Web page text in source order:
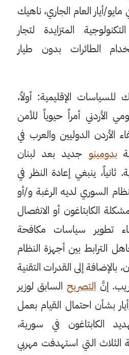
أيار العام الجاري، ناهيك
المتزايدة لتجار
الطائرات بدون طيار
للسياسات الإقليمية: أولاً،
الأردني أمراً حيوياً للأمن
الأردن الدوليين والعرب في
بدومينو جديد بعد لبنان
ثانياً، ينبغي إعادة النظر في
السوري لديه الرغبة و/أو
الكابتاغون أو الانفصال
تطوير سياسات مكافحة
الترابط بين أجهزة النظام
بالإضافة إلى القدرات التقنية
إنَّ التصريح السابق لوزير
بشأن احتمال القيام بعمل
الكابتاغون في سورية،
الثلاث التي استهدفت مهربي